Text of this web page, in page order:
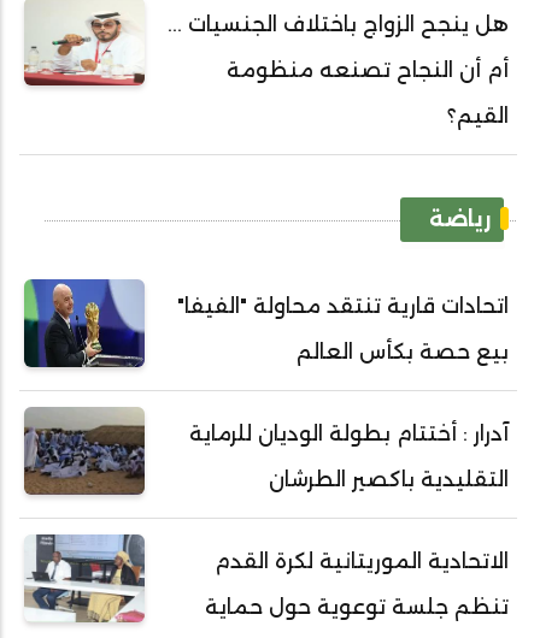
هل ينجح الزواج باختلاف الجنسيات ...
أم أن النجاح تصنعه منظومة
القيم؟
رياضة
اتحادات قارية تنتقد محاولة "الفيفا"
بيع حصة بكأس العالم
آدرار : أختتام بطولة الوديان للرماية
التقليدية باكصير الطرشان
الاتحادية الموريتانية لكرة القدم
تنظم جلسة توعوية حول حماية